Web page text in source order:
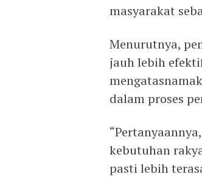
masyarakat
Menurutnya,
jauh lebih
dalam proses
kebutuhan
pasti lebih